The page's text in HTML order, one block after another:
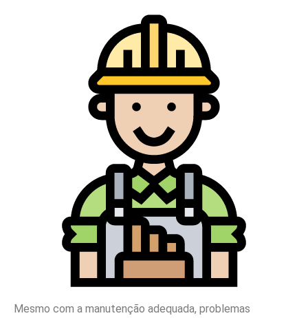
Mesmo com a manutenção adequada, problemas